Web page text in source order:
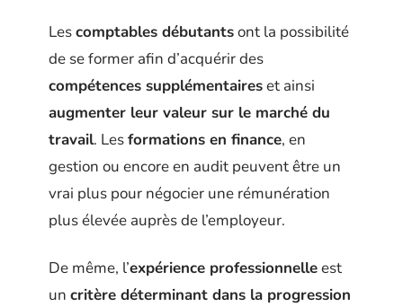
Lescomptables débutantsont la possibilité
de se former afin d’acquérir des
compétences supplémentaireset ainsi
augmenter leur valeur sur le marché du
travail. Lesformations en finance, en
gestion ou encore en audit peuvent être un
vrai plus pour négocier une rémunération
plus élevée auprès de l’employeur.
De même, l’expérience professionnelleest
un critère déterminant dans la progression